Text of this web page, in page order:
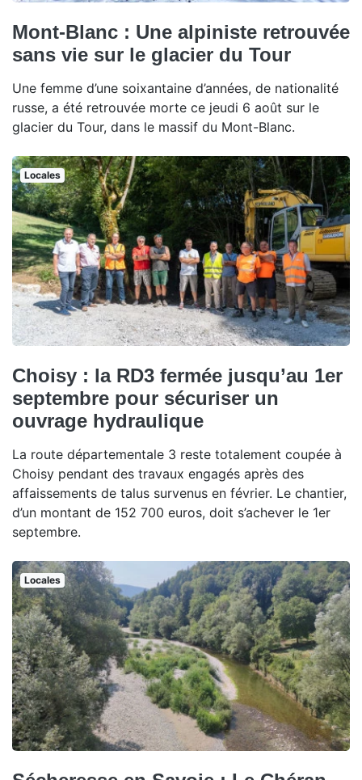
Mont-Blanc : Une alpiniste retrouvée
sans vie sur le glacier du Tour
Une femme d’une soixantaine d’années, de nationalité
russe, a été retrouvée morte ce jeudi 6 août sur le
glacier du Tour, dans le massif du Mont-Blanc.
Locales
Choisy : la RD3 fermée jusqu’au 1er
septembre pour sécuriser un
ouvrage hydraulique
La route départementale 3 reste totalement coupée à
Choisy pendant des travaux engagés après des
affaissements de talus survenus en février. Le chantier,
d’un montant de 152 700 euros, doit s’achever le 1er
septembre.
Locales